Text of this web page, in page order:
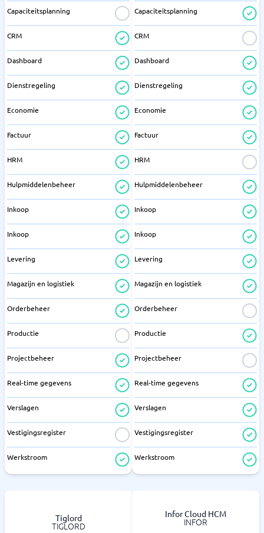
Capaciteitsplanning
CRM
Dashboard
Dienstregeling
Economie
Factuur
HRM
Hulpmiddelenbeheer
Inkoop
Inkoop
Levering
Magazijn en logistiek
Orderbeheer
Productie
Projectbeheer
Real-time gegevens
Verslagen
Vestigingsregister
Werkstroom
Capaciteitsplanning
CRM
Dashboard
Dienstregeling
Economie
Factuur
HRM
Hulpmiddelenbeheer
Inkoop
Inkoop
Levering
Magazijn en logistiek
Orderbeheer
Productie
Projectbeheer
Real-time gegevens
Verslagen
Vestigingsregister
Werkstroom
Tiglord
TIGLORD
Infor Cloud HCM
INFOR